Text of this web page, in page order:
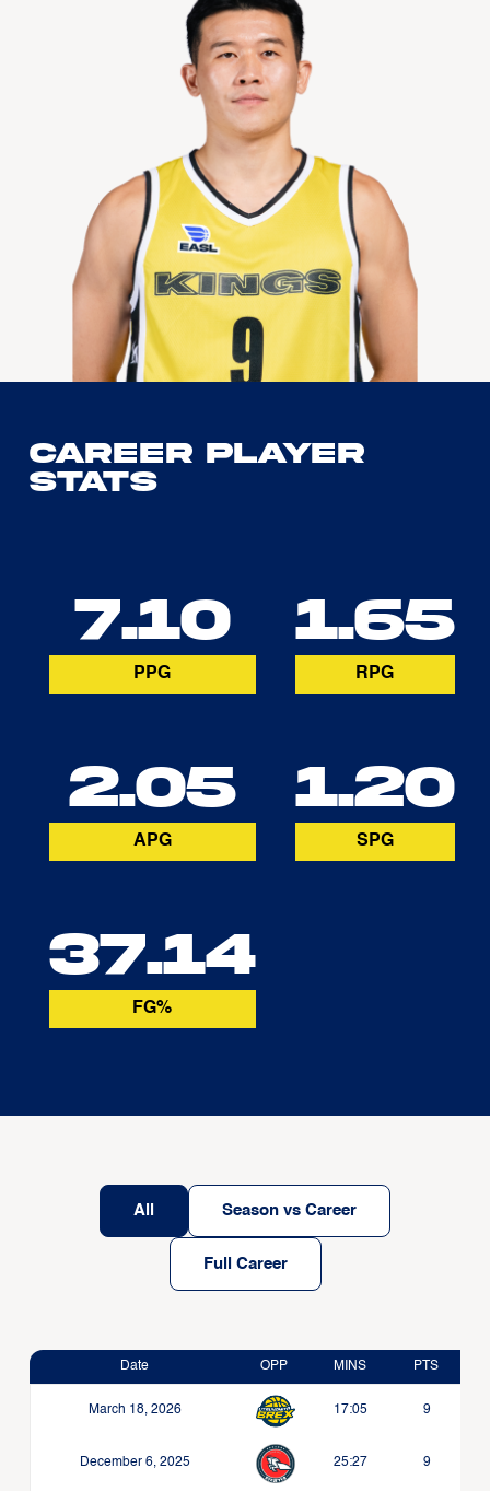
Career Player
Stats
7.10
PPG
1.65
RPG
2.05
APG
1.20
SPG
37.14
FG%
All Season vs Career
Full Career
Date OPP MINS PTS
March 18, 2026 17:05 9
December 6, 2025 25:27 9